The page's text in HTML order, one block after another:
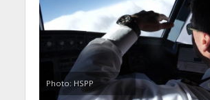
Photo: HSPP